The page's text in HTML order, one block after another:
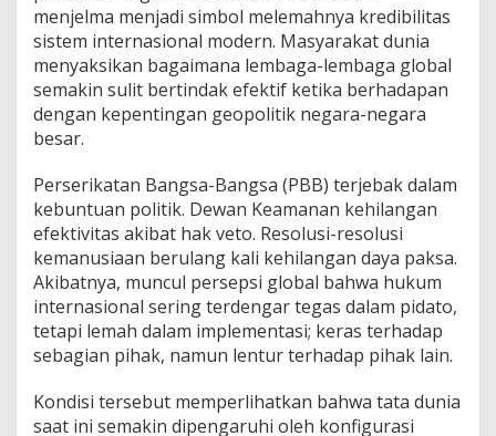
menjelma menjadi simbol melemahnya kredibilitas
sistem internasional modern. Masyarakat dunia
menyaksikan bagaimana lembaga-lembaga global
semakin sulit bertindak efektif ketika berhadapan
dengan kepentingan geopolitik negara-negara
besar.
Perserikatan Bangsa-Bangsa (PBB) terjebak dalam
kebuntuan politik. Dewan Keamanan kehilangan
efektivitas akibat hak veto. Resolusi-resolusi
kemanusiaan berulang kali kehilangan daya paksa.
Akibatnya, muncul persepsi global bahwa hukum
internasional sering terdengar tegas dalam pidato,
tetapi lemah dalam implementasi; keras terhadap
sebagian pihak, namun lentur terhadap pihak lain.
Kondisi tersebut memperlihatkan bahwa tata dunia
saat ini semakin dipengaruhi oleh konfigurasi